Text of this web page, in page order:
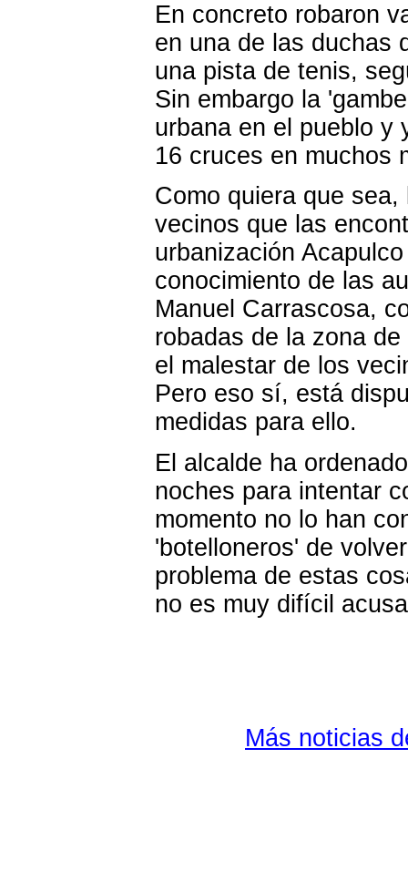
En concreto robaron
en una de las duchas
una pista de tenis,
Sin embargo la
urbana en el pueblo y
16 cruces en muchos
Como quiera que
vecinos que las
urbanización
conocimiento de las
Manuel Carrascosa,
robadas de la zona
el malestar de los
Pero eso sí, está
medidas para ello.
El alcalde ha
noches para intentar
momento no lo han
'botelloneros' de
problema de estas
no es muy difícil
Más noticias